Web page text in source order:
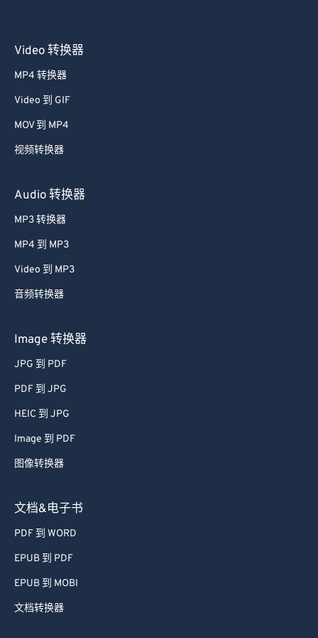
Video 转换器
MP4 转换器
Video 到 GIF
MOV 到 MP4
视频转换器
Audio 转换器
MP3 转换器
MP4 到 MP3
Video 到 MP3
音频转换器
Image 转换器
JPG 到 PDF
PDF 到 JPG
HEIC 到 JPG
Image 到 PDF
图像转换器
文档&电子书
PDF 到 WORD
EPUB 到 PDF
EPUB 到 MOBI
文档转换器